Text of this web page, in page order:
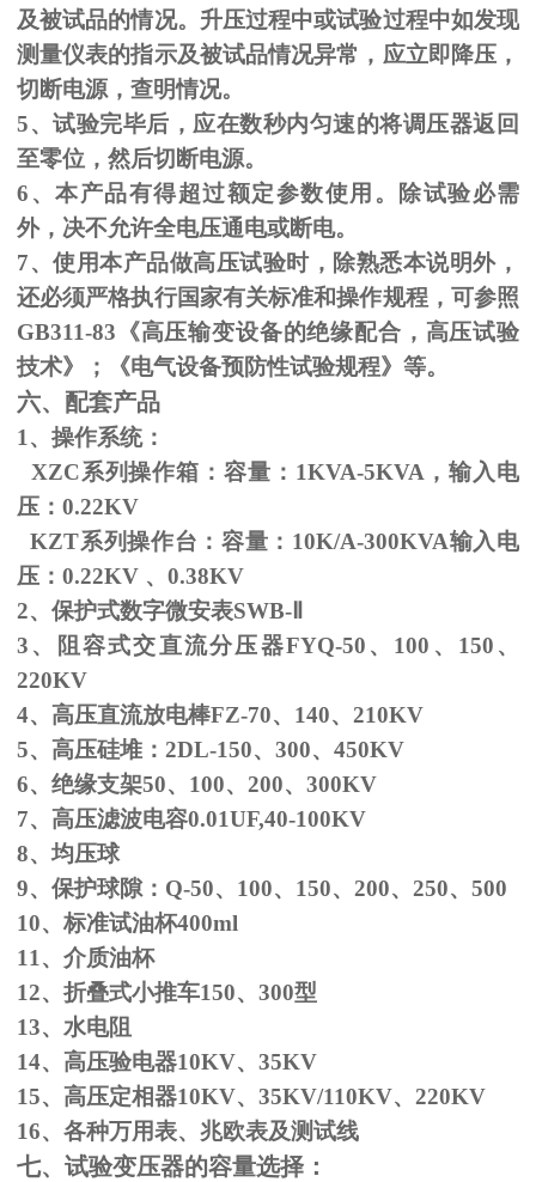
及被试品的情况。升压过程中或试验过程中如发现
测量仪表的指示及被试品情况异常，应立即降压，
切断电源，查明情况。
5、试验完毕后，应在数秒内匀速的将调压器返回
至零位，然后切断电源。
6、本产品有得超过额定参数使用。除试验必需
外，决不允许全电压通电或断电。
7、使用本产品做高压试验时，除熟悉本说明外，
还必须严格执行国家有关标准和操作规程，可参照
GB311-83 《高压输变设备的绝缘配合，高压试验
技术》；《电气设备预防性试验规程》等。
六、配套产品
1、操作系统：
XZC系列操作箱：容量： 1KVA-5KVA ，输入电
压： 0.22KV
KZT系列操作台：容量： 10K/A-300KVA输入电
压： 0.22KV 、 0.38KV
2、保护式数字微安表SWB-
3、阻容式交直流分压器FYQ-50 、 100 、 150 、
220KV
4、高压直流放电棒FZ-70、 140、 210KV
5、高压硅堆： 2DL-150、 300、 450KV
6、绝缘支架50、 100、 200、 300KV
7、高压滤波电容0.01UF,40-100KV
8、均压球
9、保护球隙： Q-50、 100、 150、 200、 250、 500
10、标准试油杯400ml
11、介质油杯
12、折叠式小推车150、 300型
13、水电阻
14、高压验电器10KV、 35KV
15、高压定相器10KV、 35KV/110KV、 220KV
16、各种万用表、兆欧表及测试线
七、试验变压器的容量选择：